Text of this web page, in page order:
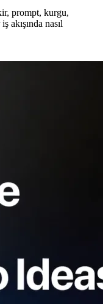
prompt, kurgu,
akışında nasıl